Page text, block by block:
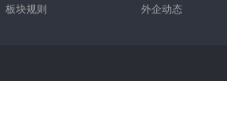
板块规则
外企动态